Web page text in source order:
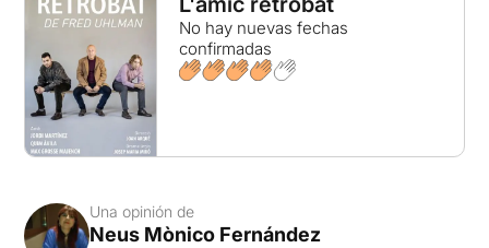
No hay nuevas fechas
confirmadas
Una opinión de
Neus Mònico Fernández